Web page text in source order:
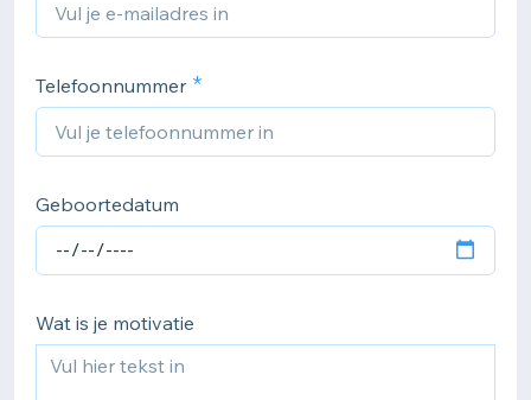
Telefoonnummer
Geboortedatum
Wat is je motivatie